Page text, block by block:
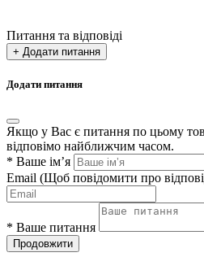
Питання та відповіді
+ Додати питання
Додати питання
Якщо у Вас є питання по цьому
відповімо найближчим часом.
* Ваше ім’я
Email (Щоб повідомити про
* Ваше питання
Продовжити